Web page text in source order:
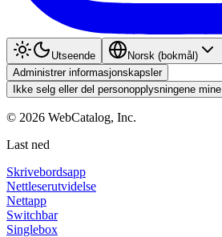
Utseende
Norsk (bokmål)
Administrer informasjonskapsler
Ikke selg eller del personopplysningene mine
© 2026 WebCatalog, Inc.
Last ned
Skrivebordsapp
Nettleserutvidelse
Nettapp
Switchbar
Singlebox